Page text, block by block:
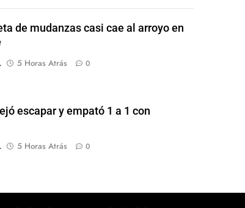
de mudanzas casi cae al arroyo en
5 Horas Atrás 0
escapar y empató 1 a 1 con
5 Horas Atrás 0